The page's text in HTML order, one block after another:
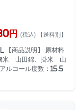
円 (税込) 【送料別】
商品説明】 原材料
米 山田錦、掛米 山
ルコール度数：15.5